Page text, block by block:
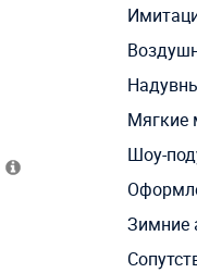
Мягкие
Шоу-
Зимние